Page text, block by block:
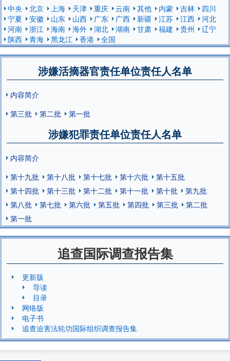
中央 北京 上海 天津 重庆 云南 其他 内蒙 吉林
四川
宁夏
安徽 山东 山西 广东 广西 新疆 江苏 江西
河北
河南
浙江 海南 海外 湖北 湖南 甘肃 福建 贵州
辽宁
陕西
青海 黑龙江 香港 全国
涉嫌活摘器官责任单位责任人名单
内容简介
第三批
第二批 第一批
涉嫌犯罪责任单位责任人名单
内容简介
第十九批
第十八批 第十七批 第十六批
第十五批
第十四批
第十三批 第十二批 第十一批 第十批
第九批
第八批
第七批 第六批 第五批 第四批 第三批
第二批
第一批
追查国际调查报告集
更新版
导读
目录
网络版
电子书
追查迫害法轮功国际组织调查报告集